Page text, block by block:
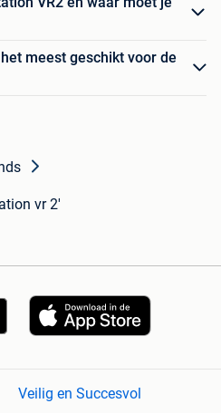
meest geschikt voor de
vr 2'
Veilig en Succesvol